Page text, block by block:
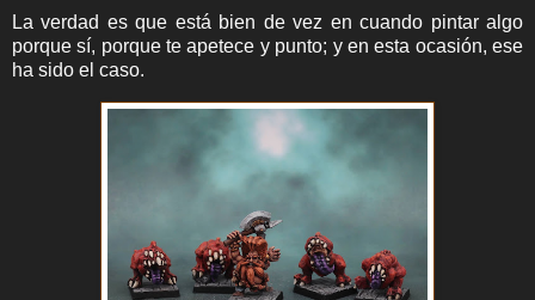
La verdad es que está bien de vez en cuando pintar algo
porque sí, porque te apetece y punto; y en esta ocasión, ese
ha sido el caso.